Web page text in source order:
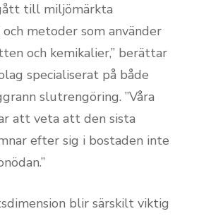
till miljömärkta
metoder som använder
och kemikalier,” berättar
specialiserat på både
slutrengöring. ”Våra
att veta att den sista
efter sig i bostaden inte
blir särskilt viktig